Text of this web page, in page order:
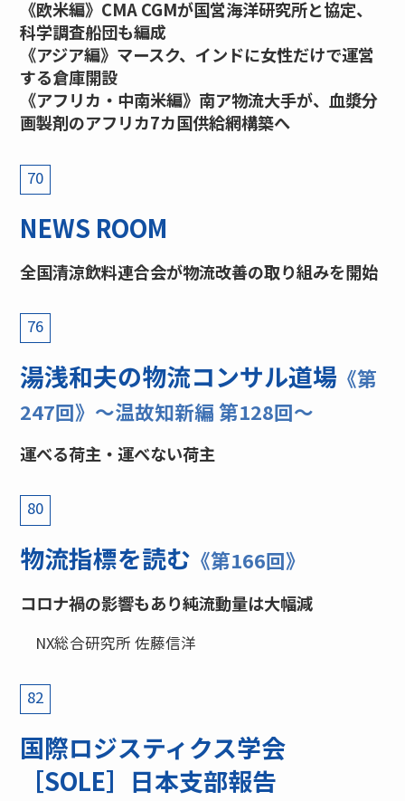
《欧米編》CMA CGMが国営海洋研究所と協定、
科学調査船団も編成
《アジア編》マースク、インドに女性だけで運営
する倉庫開設
《アフリカ・中南米編》南ア物流大手が、血漿分
画製剤のアフリカ7カ国供給網構築へ
70
NEWS ROOM
全国清涼飲料連合会が物流改善の取り組みを開始
76
湯浅和夫の物流コンサル道場 《第
247回》〜温故知新編 第128回〜
運べる荷主・運べない荷主
80
物流指標を読む 《第166回》
コロナ禍の影響もあり純流動量は大幅減
NX総合研究所 佐藤信洋
82
国際ロジスティクス学会
［SOLE］日本支部報告